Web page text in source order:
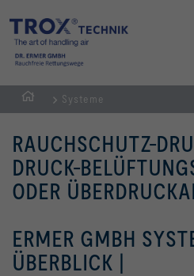
Home
Systeme
RAUCHSCHUTZ­-
DRUCK-
ODER
|
ERMER GMBH
ÜBERBLICK |